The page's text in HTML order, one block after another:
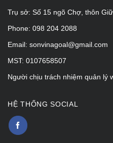
Trụ sở: Số 15 ngõ Chợ, thôn
Phone: 098 204 2088
Email: sonvinagoal@gmail.com
MST: 0107658507
Người chịu trách nhiệm quản lý
HỆ THỐNG SOCIAL